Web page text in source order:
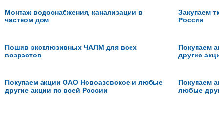
Монтаж водоснабжения, канализации в
частном дом
Закупаем
России
Пошив эксклюзивных ЧАЛМ для всех
возрастов
Покупаем
другие
Покупаем акции ОАО Новоазовское и любые
другие акции по всей России
Покупаем
любые